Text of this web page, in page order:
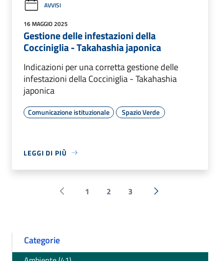
AVVISI
16 MAGGIO 2025
Gestione delle infestazioni della
Cocciniglia - Takahashia japonica
Indicazioni per una corretta gestione delle
infestazioni della Cocciniglia - Takahashia
japonica
Comunicazione istituzionale Spazio Verde
LEGGI DI PIÙ
Pagina precedente
1 2 3 Successiva »
Categorie